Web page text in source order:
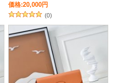
価格:20,000円
(0)